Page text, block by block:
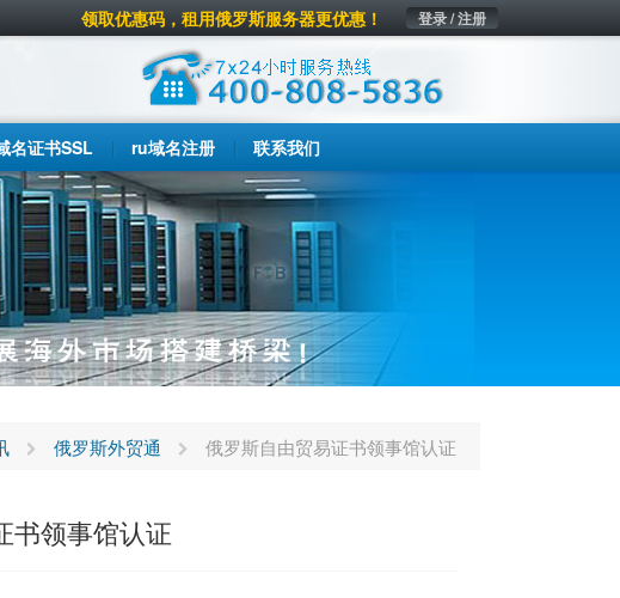
登录 / 注册
领取优惠码，租用俄罗斯服务器更优惠！
名证书SSL ru域名注册 联系我们
俄罗斯外贸通 俄罗斯自由贸易证书领事馆认证
书领事馆认证